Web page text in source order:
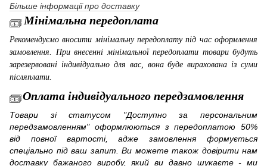
Більше інформації про доставку
Мінімальна передоплата
Рекомендуємо вносити мінімальну передоплату під час оформлення
замовлення. При внесенні мінімальної передоплати товари будуть
зарезервовані індивідуально для вас, вона буде вирахована із суми
післяплати.
Оплата індивідуального передзамовлення
Товари зі статусом "Доступно за персональним
передзамовленням" оформлюються з передоплатою 50%
від повної вартості, адже замовлення формується
спеціально під ваш запит. Ви можете також довірити нам
доставку бажаного виробу, який ви давно шукаєте - ми